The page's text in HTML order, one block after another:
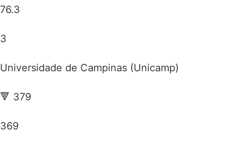
76.3
3
Universidade de Campinas (Unicamp)
🔻 379
369